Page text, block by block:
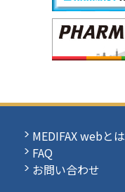
MEDIFAX webとは
FAQ
お問い合わせ